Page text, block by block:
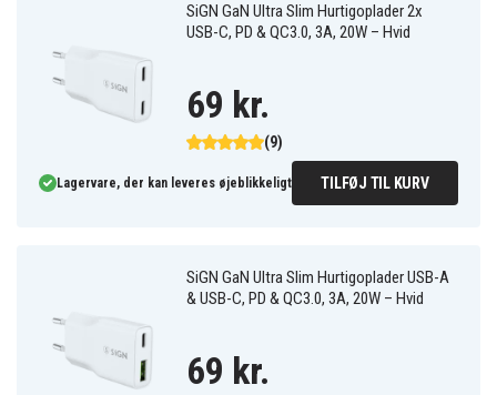
SiGN GaN Ultra Slim Hurtigoplader 2x
USB-C, PD & QC3.0, 3A, 20W – Hvid
(9)
69 kr.
Lagervare, der kan leveres øjeblikkeligt TILFØJ TIL KURV
SiGN GaN Ultra Slim Hurtigoplader USB-A
& USB-C, PD & QC3.0, 3A, 20W – Hvid
69 kr.